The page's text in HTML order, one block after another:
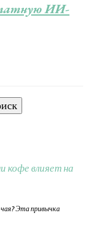
ИИ-
кофе влияет на
Эта привычка